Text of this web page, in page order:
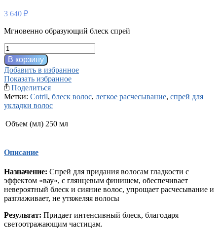
3 640 ₽
Мгновенно образующий блеск спрей
Количество
товара
STYLING
SHINE
instant
gloss
spray
В корзину
Добавить в избранное
Показать избранное
Поделиться
Метки: Cotril, блеск волос, легкое расчесывание, спрей для
укладки волос
Объем (мл) 250 мл
Описание
Назначение: Cпрей для придания волосам гладкости с
эффектом «вау», с глянцевым финишем, обеспечивает
невероятный блеск и сияние волос, упрощает расчесывание и
разглаживает, не утяжеляя волосы
Результат: Придает интенсивный блеск, благодаря
светоотражающим частицам.